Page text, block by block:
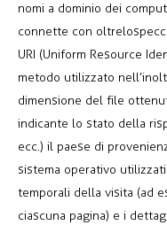
nomi a dominio dei
connette con
URI (Uniform Resource
metodo utilizzato
dimensione del file
indicante lo stato della
ecc.) il paese di
sistema operativo
temporali della visita (ad
ciascuna pagina) e i